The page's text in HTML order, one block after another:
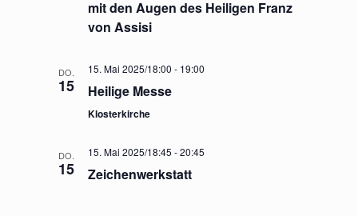
mit den Augen des Heiligen Franz
von Assisi
DO.
15
15. Mai 2025/18:00 - 19:00
Heilige Messe
Klosterkirche
DO.
15
15. Mai 2025/18:45 -20:45
Zeichenwerkstatt